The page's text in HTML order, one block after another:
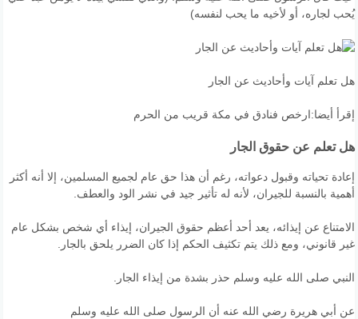
يُحب لجاره، أو لأخيه ما يحب لنفسه)
هل تعلم آيات وأحاديث عن الجار
إقرأ أيضا:ارخص فنادق في مكة قريب من الحرم
هل تعلم عن حقوق الجار
إعادة تحياته وقبول دعواته، رغم أن هذا حق عام لجميع المسلمين، إلا أنه أكثر
أهمية بالنسبة للجيران، لأنه له تأثير جيد في نشر الود والعطف.
الامتناع عن إيذائه، يعد أحد أعظم حقوق الجيران، إيذاء أي شخص بشكل عام
غير قانوني، ومع ذلك يتم تكثيف الحكم إذا كان الضرر يلحق بالجار.
النبي صلى الله عليه وسلم حذر بشدة من إيذاء الجار.
عن أبي هريرة رضي الله عنه أن الرسول صلى الله عليه وسلم